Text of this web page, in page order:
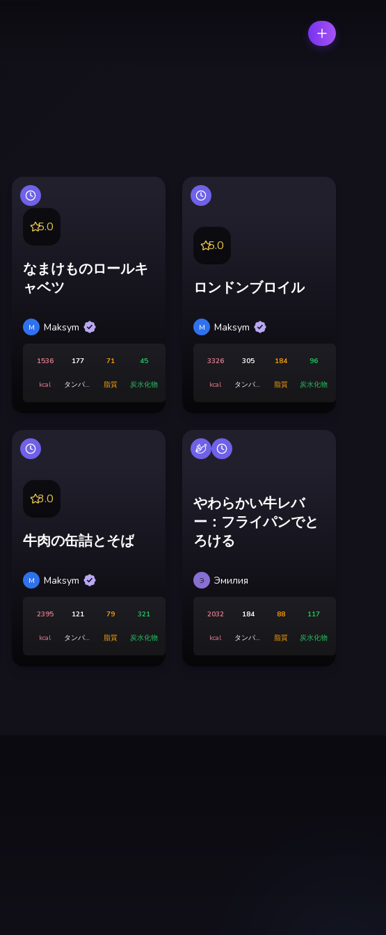
5.0
なまけものロールキ
ャベツ
M Maksym
1536
kcal
177
タンパク
71
脂質
45
炭水化物
5.0
ロンドンブロイル
M Maksym
3326
kcal
305
タンパク
184
脂質
96
炭水化物
3.0
牛肉の缶詰とそば
M Maksym
2395
kcal
121
タンパク
79
脂質
321
炭水化物
やわらかい牛レバ
ー：フライパンでと
ろける
Э Эмилия
2032
kcal
184
タンパク
88
脂質
117
炭水化物